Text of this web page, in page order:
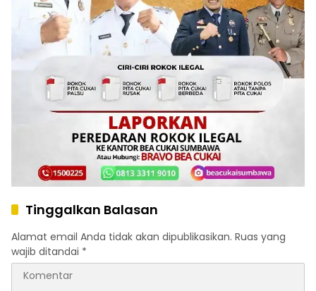
Tinggalkan Balasan
Alamat email Anda tidak akan dipublikasikan. Ruas yang
wajib ditandai *